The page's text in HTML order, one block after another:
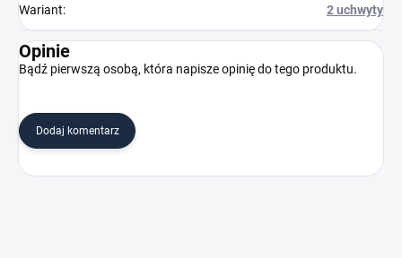
Wariant: 2 uchwyty
Opinie
Bądź pierwszą osobą, która napisze opinię do tego produktu.
Dodaj komentarz